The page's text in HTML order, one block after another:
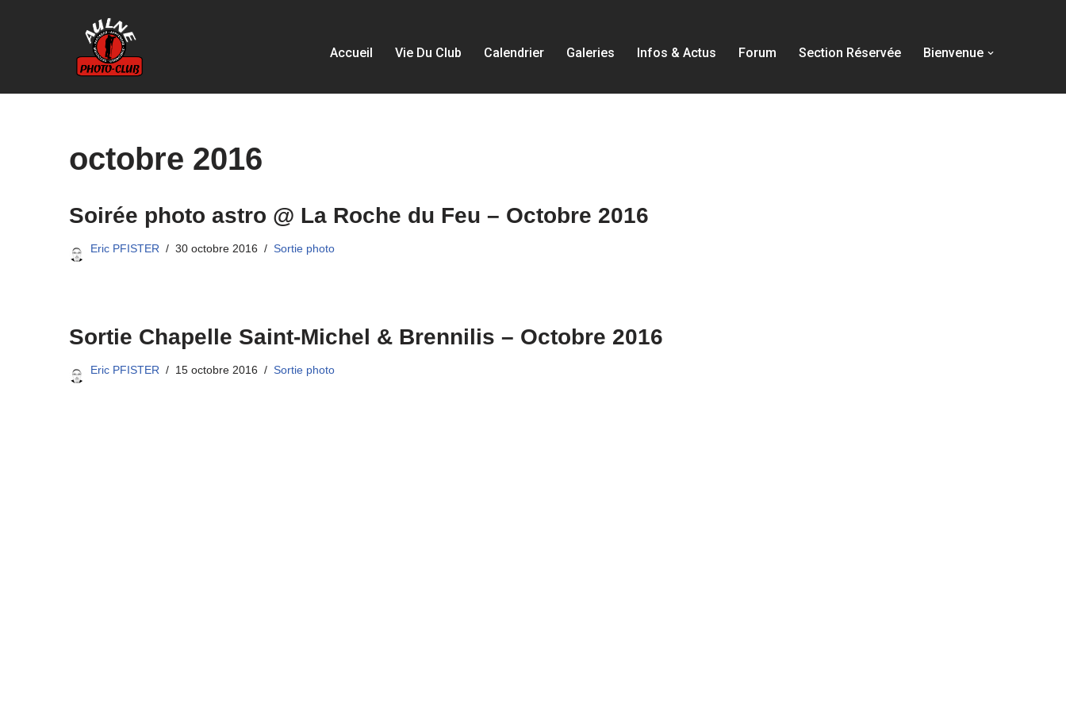
Accueil Vie Du Club Calendrier Galeries Infos & Actus Forum Section Réservée Bienvenue
octobre 2016
Soirée photo astro @ La Roche du Feu – Octobre 2016
Eric PFISTER 30 octobre 2016 Sortie photo
Sortie Chapelle Saint-Michel & Brennilis – Octobre 2016
Eric PFISTER 15 octobre 2016 Sortie photo